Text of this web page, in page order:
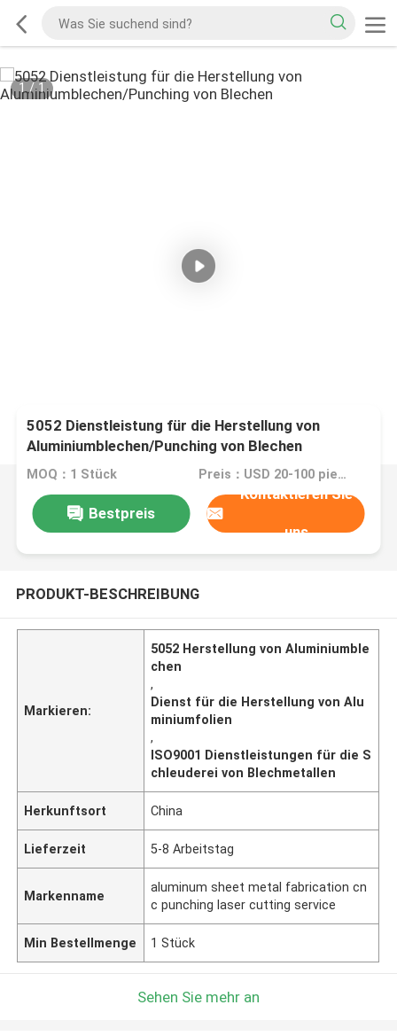
1/1
5052 Dienstleistung für die Herstellung von
Aluminiumblechen/Punching von Blechen
MOQ：1 Stück Preis：USD 20-100 pieces,negotiable
Bestpreis
Kontaktieren Sie
uns
PRODUKT-BESCHREIBUNG
Markieren:
5052 Herstellung von Aluminiumble
chen
,
Dienst für die Herstellung von Alu
miniumfolien
,
ISO9001 Dienstleistungen für die S
chleuderei von Blechmetallen
Herkunftsort China
Lieferzeit 5-8 Arbeitstag
Markenname
aluminum sheet metal fabrication cn
c punching laser cutting service
Min Bestellmenge 1 Stück
Sehen Sie mehr an